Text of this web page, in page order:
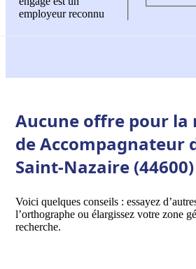
employeur reconnu
Aucune offre pour la
de Accompagnateur
Saint-Nazaire (44600)
Voici quelques conseils : essayez
l’orthographe ou élargissez votre zone
recherche.